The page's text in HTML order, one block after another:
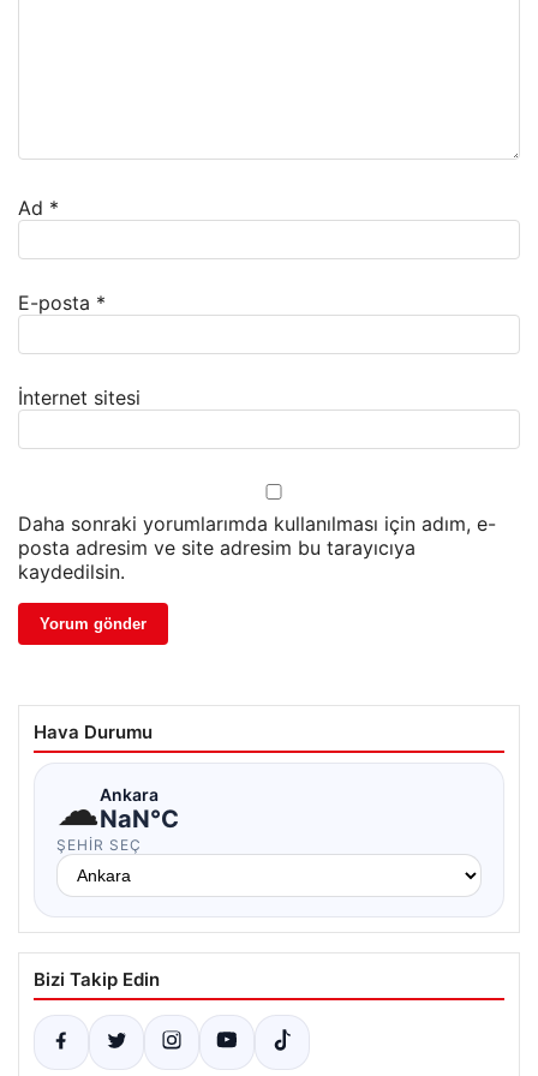
Ad *
E-posta *
İnternet sitesi
Daha sonraki yorumlarımda kullanılması için adım, e-
posta adresim ve site adresim bu tarayıcıya
kaydedilsin.
Hava Durumu
☁Ankara
NaN°C
ŞEHIR SEÇ
Bizi Takip Edin